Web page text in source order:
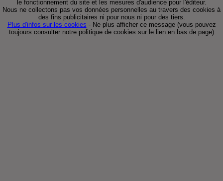
le fonctionnement du site et les mesures d'audience pour l'éditeur.
Nous ne collectons pas vos données personnelles au travers des cookies à
des fins publicitaires ni pour nous ni pour des tiers.
Plus d'infos sur les cookies - Ne plus afficher ce message(vous pouvez
toujours consulter notre politique de cookies sur le lien en bas de page)